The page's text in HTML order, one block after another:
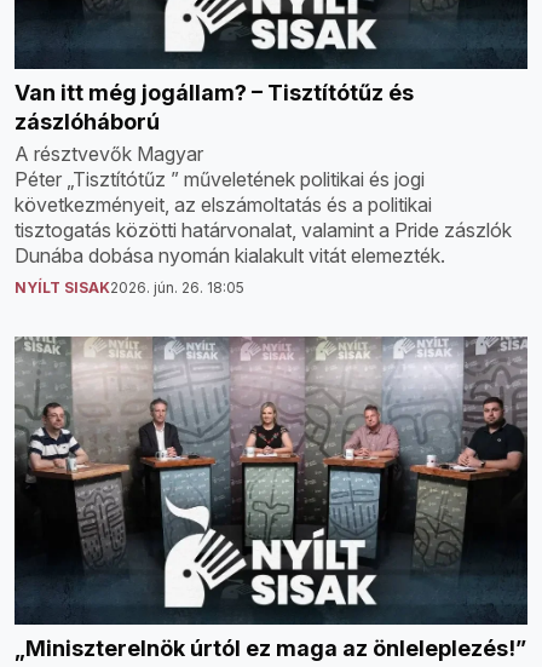
Van itt még jogállam? – Tisztítótűz és
zászlóháború
A résztvevők Magyar
Péter „Tisztítótűz ” műveletének politikai és jogi
következményeit, az elszámoltatás és a politikai
tisztogatás közötti határvonalat, valamint a Pride zászlók
Dunába dobása nyomán kialakult vitát elemezték.
NYÍLT SISAK2026. jún. 26. 18:05
„Miniszterelnök úrtól ez maga az önleleplezés!”